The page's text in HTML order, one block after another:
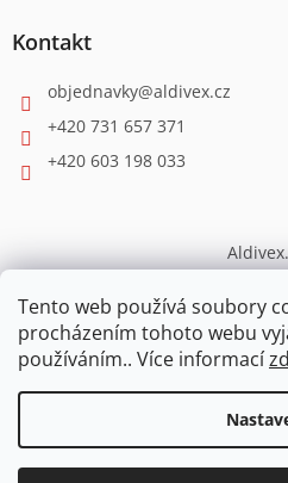
Tento web používá soubory
procházením tohoto webu
používáním.. Více informací
PŘI OBJEDNÁVCE NAD 5000,-Kč
Kontakt
objednavky@aldivex.cz
+420 731 657 371
+420 603 198 033
broušení
Copyright 2026ESHOP.ALDIVEX